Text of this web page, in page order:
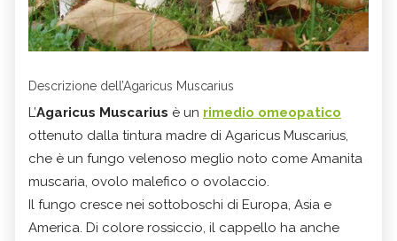
Descrizione dell’Agaricus Muscarius
L’Agaricus Muscarius è un rimedio omeopatico
ottenuto dalla tintura madre di Agaricus Muscarius,
che è un fungo velenoso meglio noto come Amanita
muscaria, ovolo malefico o ovolaccio.
Il fungo cresce nei sottoboschi di Europa, Asia e
America. Di colore rossiccio, il cappello ha anche